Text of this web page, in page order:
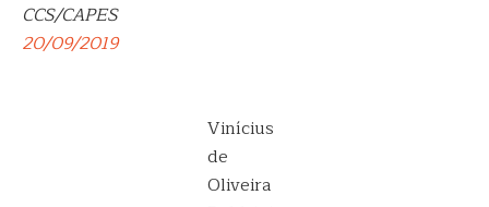
CCS/CAPES
20/09/2019
Vinícius
de
Oliveira